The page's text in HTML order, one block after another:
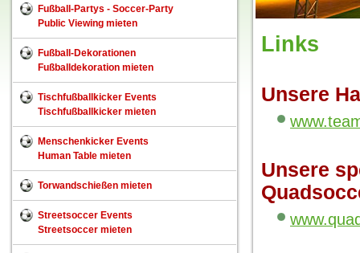
Fußball-Partys - Soccer-Party
Public Viewing mieten
Fußball-Dekorationen
Fußballdekoration mieten
Tischfußballkicker Events
Tischfußballkicker mieten
Menschenkicker Events
Human Table mieten
Torwandschießen mieten
Streetsoccer Events
Streetsoccer mieten
Links
Unsere
Unsere